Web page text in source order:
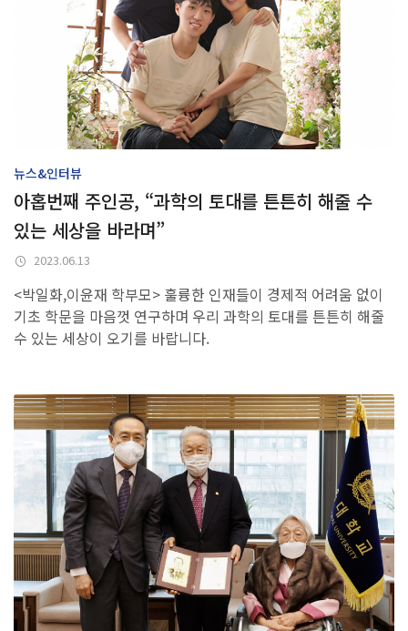
뉴스&인터뷰
아홉번째 주인공, “과학의 토대를 튼튼히 해줄 수
있는 세상을 바라며”
2023.06.13
<박일화,이윤재 학부모> 훌륭한 인재들이 경제적 어려움 없이
기초 학문을 마음껏 연구하며 우리 과학의 토대를 튼튼히 해줄
수 있는 세상이 오기를 바랍니다.